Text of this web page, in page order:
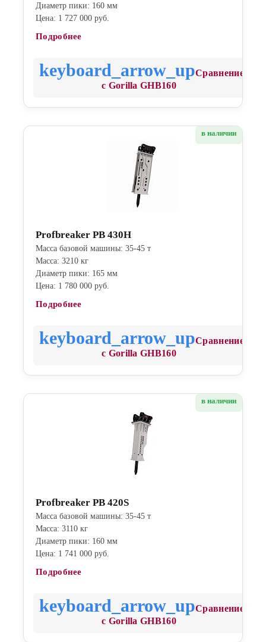
Диаметр пики: 160 мм
Цена: 1 727 000 руб.
Подробнее
Сравнение
с Gorilla GHB160
в наличии
Profbreaker PB 430H
Масса базовой машины: 35-45 т
Масса: 3210 кг
Диаметр пики: 165 мм
Цена: 1 780 000 руб.
Подробнее
Сравнение
с Gorilla GHB160
в наличии
Profbreaker PB 420S
Масса базовой машины: 35-45 т
Масса: 3110 кг
Диаметр пики: 160 мм
Цена: 1 741 000 руб.
Подробнее
Сравнение
с Gorilla GHB160